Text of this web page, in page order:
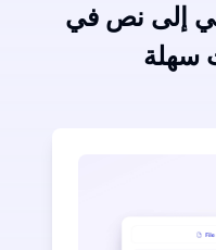
إلى نص في
سهلة